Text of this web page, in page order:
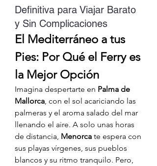
Definitiva para Viajar Barato
y Sin Complicaciones
El Mediterráneo a tus
Pies: Por Qué el Ferry es
la Mejor Opción
Imagina despertarte en Palma de
Mallorca, con el sol acariciando las
palmeras y el aroma salado del mar
llenando el aire. A solo unas horas
de distancia, Menorca te espera con
sus playas vírgenes, sus pueblos
blancos y su ritmo tranquilo. Pero,